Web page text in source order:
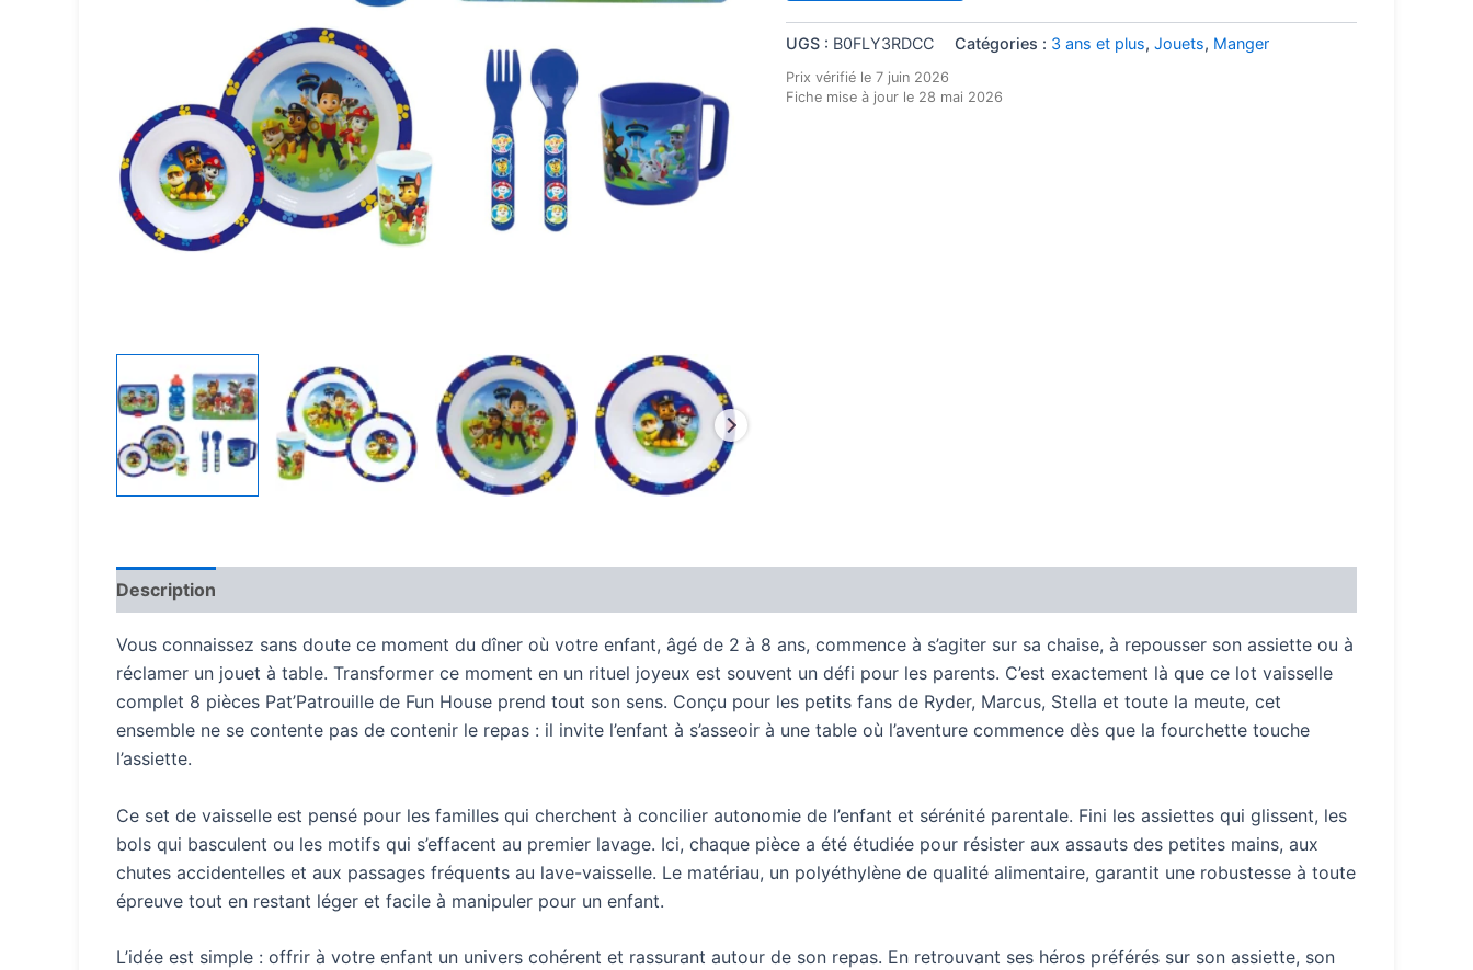
UGS : B0FLY3RDCC Catégories : 3 ans et plus,Jouets, Manger
Prix vérifié le 7 juin 2026
Fiche mise à jour le 28 mai 2026
Description
Vous connaissez sans doute ce moment du dîner où votre enfant, âgé de 2 à 8 ans, commence à s’agiter sur sa chaise, à repousser son assiette ou à
réclamer un jouet à table. Transformer ce moment en un rituel joyeux est souvent un défi pour les parents. C’est exactement là que ce lot vaisselle
complet 8 pièces Pat’Patrouille de Fun House prend tout son sens. Conçu pour les petits fans de Ryder, Marcus, Stella et toute la meute, cet
ensemble ne se contente pas de contenir le repas : il invite l’enfant à s’asseoir à une table où l’aventure commence dès que la fourchette touche
l’assiette.
Ce set de vaisselle est pensé pour les familles qui cherchent à concilier autonomie de l’enfant et sérénité parentale. Fini les assiettes qui glissent, les
bols qui basculent ou les motifs qui s’effacent au premier lavage. Ici, chaque pièce a été étudiée pour résister aux assauts des petites mains, aux
chutes accidentelles et aux passages fréquents au lave-vaisselle. Le matériau, un polyéthylène de qualité alimentaire, garantit une robustesse à toute
épreuve tout en restant léger et facile à manipuler pour un enfant.
L’idée est simple : offrir à votre enfant un univers cohérent et rassurant autour de son repas. En retrouvant ses héros préférés sur son assiette, son